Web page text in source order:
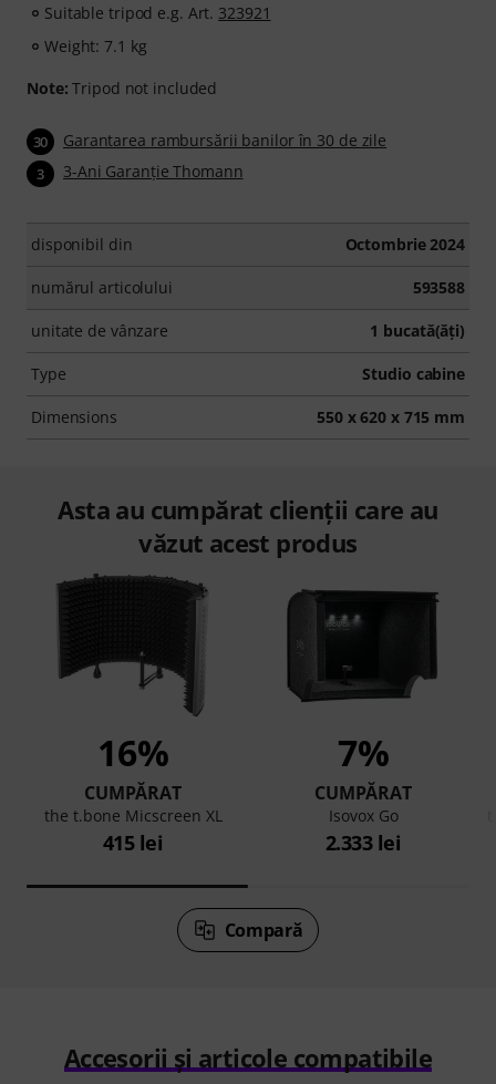
Suitable tripod e.g. Art. 323921
Weight: 7.1 kg
Note: Tripod not included
30 Garantarea rambursării banilor în 30 de zile
3 3-Ani Garanţie Thomann
disponibil din Octombrie 2024
numărul articolului 593588
unitate de vânzare 1 bucată(ăţi)
Type Studio cabine
Dimensions 550 x 620 x 715 mm
Asta au cumpărat clienții care au
văzut acest produs
16%
CUMPĂRAT
the t.bone Micscreen XL
415 lei
7%
CUMPĂRAT
Isovox Go
2.333 lei
Compară
Accesorii și articole compatibile